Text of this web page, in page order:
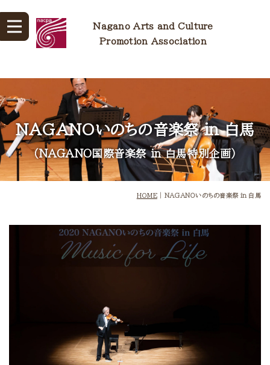
Nagano Arts and Culture
Promotion Association
NAGANOいのちの音楽祭 in 白馬
（NAGANO国際音楽祭 in 白馬特別企画）
HOME| NAGANOいのちの音楽祭 in 白馬